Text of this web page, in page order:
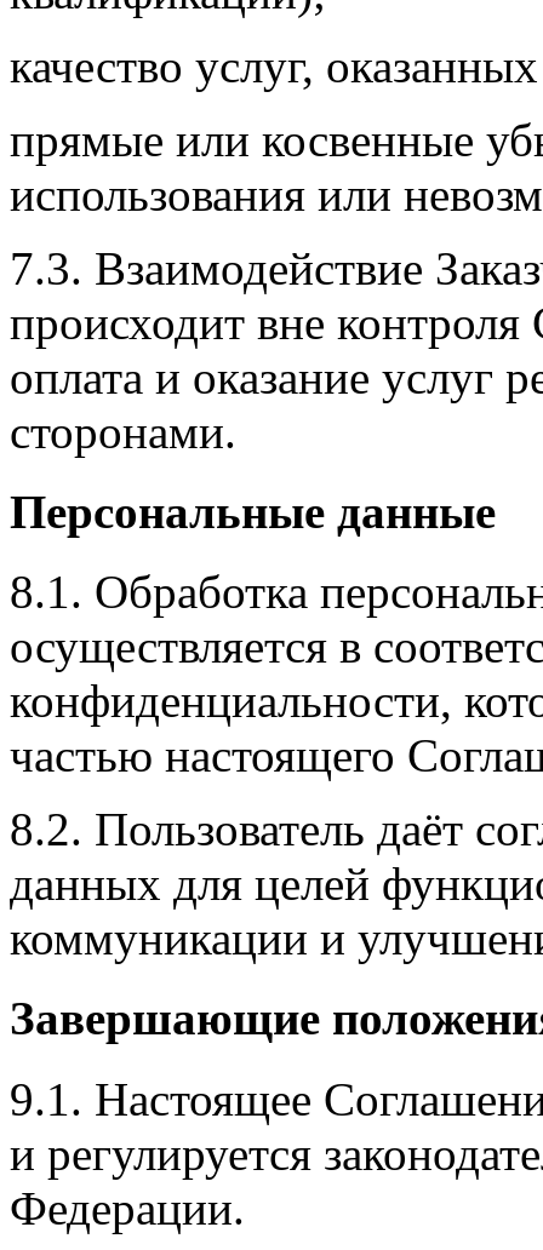
качество услуг,
прямые или косвенные
использования или
7.3. Взаимодействие
происходит вне
оплата и оказание услуг
сторонами.
Персональные данные
8.1. Обработка
осуществляется в
конфиденциальности,
частью настоящего
8.2. Пользователь даёт
данных для целей
коммуникации и
Завершающие
9.1. Настоящее
и регулируется
Федерации.